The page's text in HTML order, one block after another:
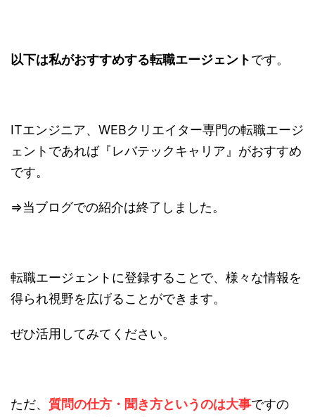
以下は私がおすすめする転職エージェントです。
ITエンジニア、WEBクリエイター専門の転職エージ
ェントであれば『レバテックキャリア』がおすすめ
です。
⇒当ブログでの紹介は終了しました。
転職エージェントに登録することで、様々な情報を
得られ視野を広げることができます。
ぜひ活用してみてください。
ただ、 質問の仕方・聞き方というのは大事ですの